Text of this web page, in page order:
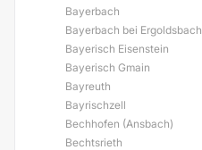
Bayerbach
Bayerbach bei Ergoldsbach
Bayerisch Eisenstein
Bayerisch Gmain
Bayreuth
Bayrischzell
Bechhofen (Ansbach)
Bechtsrieth